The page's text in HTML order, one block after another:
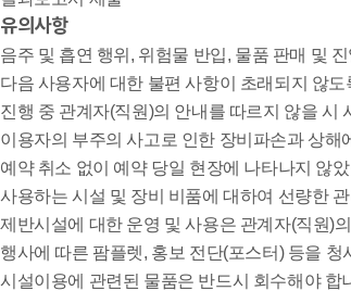
유의사항
음주 및 흡연 행위, 위험물 반입, 물품 판매 및
다음 사용자에 대한 불편 사항이 초래되지 않
진행 중 관계자(직원)의 안내를 따르지 않을 시
이용자의 부주의 사고로 인한 장비파손과 상
예약 취소 없이 예약 당일 현장에 나타나지 않
사용하는 시설 및 장비 비품에 대하여 선량한
제반시설에 대한 운영 및 사용은 관계자(직원)
행사에 따른 팜플렛, 홍보 전단(포스터) 등을
시설이용에 관련된 물품은 반드시 회수해야 합